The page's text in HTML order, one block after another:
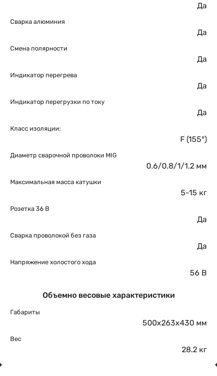
Да
Сварка алюминия
Да
Смена полярности
Да
Индикатор перегрева
Да
Индикатор перегрузки по току
Да
Класс изоляции:
F (155°)
Диаметр сварочной проволоки MIG
0.6/0.8/1/1.2 мм
Максимальная масса катушки
5-15 кг
Розетка 36 В
Да
Сварка проволокой без газа
Да
Напряжение холостого хода
56 В
Объемно весовые характеристики
Габариты
500x263x430 мм
Вес
28.2 кг